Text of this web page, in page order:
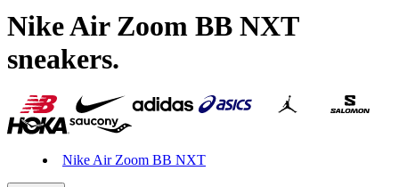
Nike Air Zoom BB NXT
sneakers.
Nike Air Zoom BB NXT